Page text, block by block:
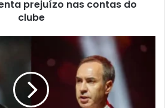
prejuízo nas contas do
clube